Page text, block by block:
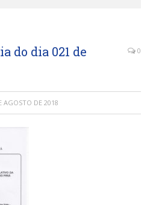
do dia 021 de
0
AGOSTO DE 2018